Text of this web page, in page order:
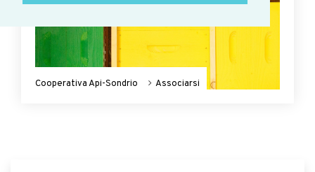
Cooperativa Api-Sondrio Associarsi